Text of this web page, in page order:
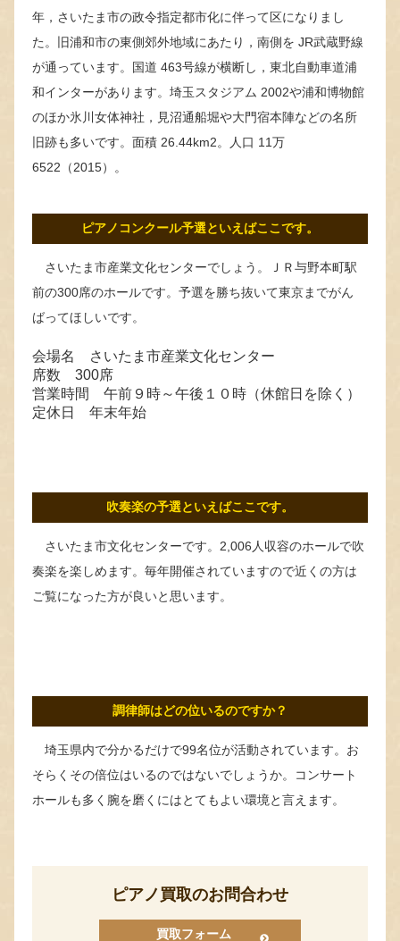
年，さいたま市の政令指定都市化に伴って区になりまし
た。旧浦和市の東側郊外地域にあたり，南側を JR武蔵野線
が通っています。国道 463号線が横断し，東北自動車道浦
和インターがあります。埼玉スタジアム 2002や浦和博物館
のほか氷川女体神社，見沼通船堀や大門宿本陣などの名所
旧跡も多いです。面積 26.44km2。人口 11万
6522（2015）。
ピアノコンクール予選といえばここです。
さいたま市産業文化センターでしょう。ＪＲ与野本町駅
前の300席のホールです。予選を勝ち抜いて東京までがん
ばってほしいです。
会場名 さいたま市産業文化センター
席数 300席
営業時間 午前９時～午後１０時（休館日を除く）
定休日 年末年始
吹奏楽の予選といえばここです。
さいたま市文化センターです。2,006人収容のホールで吹
奏楽を楽しめます。毎年開催されていますので近くの方は
ご覧になった方が良いと思います。
調律師はどの位いるのですか？
埼玉県内で分かるだけで99名位が活動されています。お
そらくその倍位はいるのではないでしょうか。コンサート
ホールも多く腕を磨くにはとてもよい環境と言えます。
ピアノ買取のお問合わせ
買取フォーム